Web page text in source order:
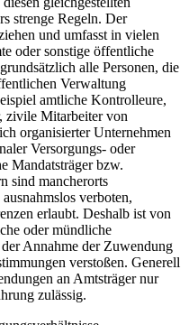
strenge Regeln. Der
und umfasst in vielen
oder sonstige öffentliche
alle Personen, die
Verwaltung
amtliche Kontrolleure,
zivile Mitarbeiter von
organisierter Unternehmen
Versorgungs- oder
Mandatsträger bzw.
sind mancherorts
verboten,
erlaubt. Deshalb ist von
oder mündliche
Annahme der Zuwendung
verstoßen. Generell
an Amtsträger nur
zulässig.